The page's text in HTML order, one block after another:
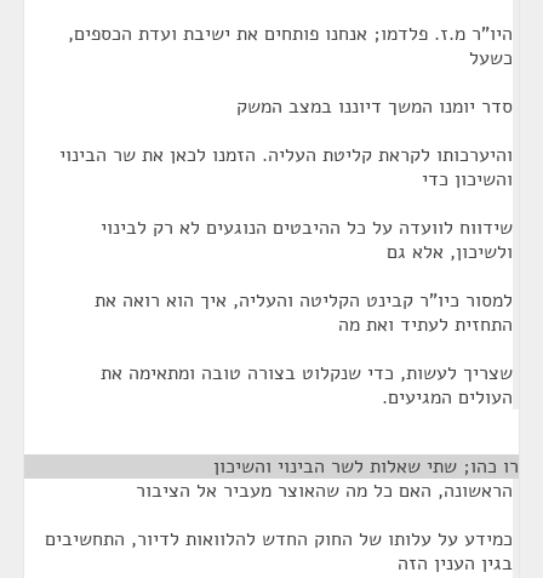
היו"ר מ.ז. פלדמו; אנחנו פותחים את ישיבת ועדת הכספים,
כשעל
סדר יומנו המשך דיוננו במצב המשק
והיערכותו לקראת קליטת העליה. הזמנו לכאן את שר הבינוי
והשיכון כדי
שידווח לוועדה על כל ההיבטים הנוגעים לא רק לבינוי
ולשיכון, אלא גם
למסור כיו"ר קבינט הקליטה והעליה, איך הוא רואה את
התחזית לעתיד ואת מה
שצריך לעשות, כדי שנקלוט בצורה טובה ומתאימה את
העולים המגיעים.
רו כהו; שתי שאלות לשר הבינוי והשיכון
הראשונה, האם כל מה שהאוצר מעביר אל הציבור
כמידע על עלותו של החוק החדש להלוואות לדיור, התחשיבים
בגין הענין הזה